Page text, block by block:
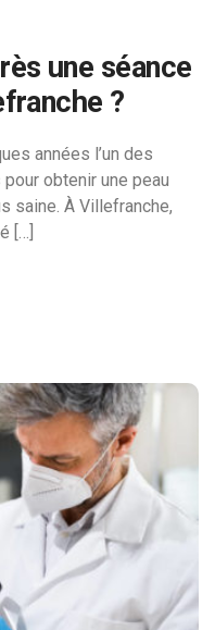
une séance
?
années l’un des
obtenir une peau
saine. À Villefranche,
[…]